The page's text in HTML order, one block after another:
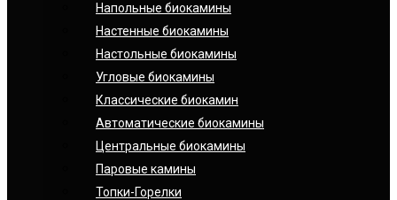
Напольные биокамины
Настенные биокамины
Настoльные биокамины
Угловые биокамины
Классические биокамин
Автоматические биокамины
Центральные биокамины
Паровые камины
Топки-Горелки